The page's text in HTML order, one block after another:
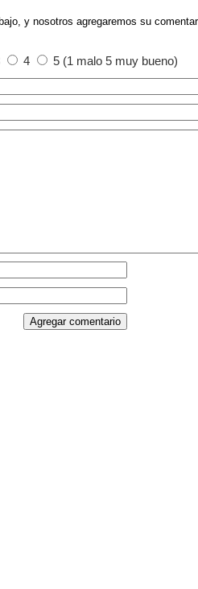
y nosotros agregaremos su
4 5 (1 malo 5 muy bueno)